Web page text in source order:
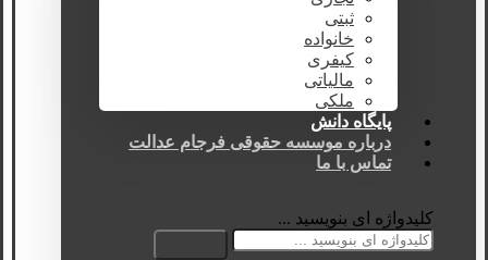
ثبتی
خانواده
کیفری
مالیاتی
ملکی
پایگاه دانش
درباره موسسه حقوقی فرجام عدالت
تماس با ما
کلیدواژه ای بنویسید ...